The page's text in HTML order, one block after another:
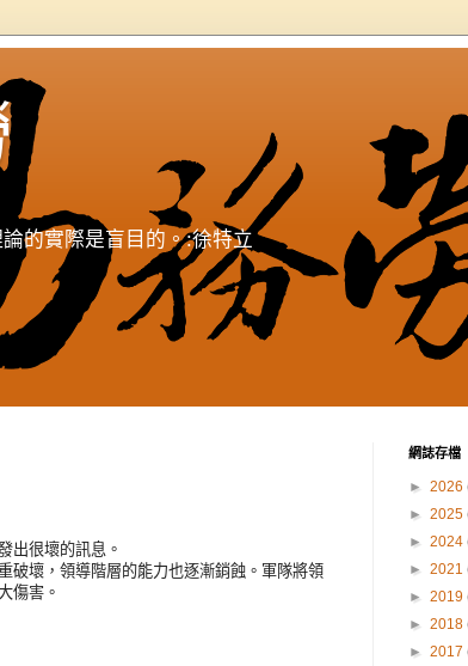
的實際是盲目的。:徐特立
出很壞的訊息。
破壞，領導階層的能力也逐漸銷蝕。軍隊將領
傷害。
網誌存檔
► 2026
► 2025
► 2024
► 2021
► 2019
► 2018
► 2017